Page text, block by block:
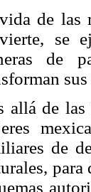
de las
se
de
allá de las
de
para